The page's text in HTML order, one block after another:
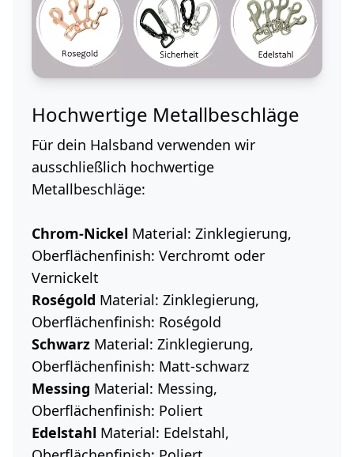
Hochwertige Metallbeschläge
Für dein Halsband verwenden wir
ausschließlich hochwertige
Metallbeschläge:
Chrom-Nickel Material: Zinklegierung,
Oberflächenfinish: Verchromt oder
Vernickelt
Roségold Material: Zinklegierung,
Oberflächenfinish: Roségold
Schwarz Material: Zinklegierung,
Oberflächenfinish: Matt-schwarz
Messing Material: Messing,
Oberflächenfinish: Poliert
Edelstahl Material: Edelstahl,